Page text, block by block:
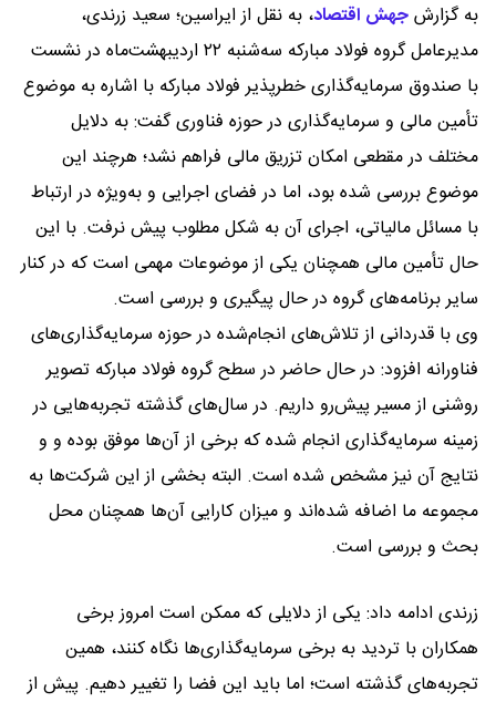
به گزارشجهش اقتصاد، به نقل از ایراسین؛ سعید زرندی،
مدیرعامل گروه فولاد مبارکه سه‌شنبه ۲۲ اردیبهشت‌ماه در نشست
با صندوق سرمایه‌گذاری خطرپذیر فولاد مبارکه با اشاره به موضوع
تأمین مالی و سرمایه‌گذاری در حوزه فناوری گفت: به دلایل
مختلف در مقطعی امکان تزریق مالی فراهم نشد؛ هرچند این
موضوع بررسی شده بود، اما در فضای اجرایی و به‌ویژه در ارتباط
با مسائل مالیاتی، اجرای آن به شکل مطلوب پیش نرفت. با این
حال تأمین مالی همچنان یکی از موضوعات مهمی است که در کنار
سایر برنامه‌های گروه در حال پیگیری و بررسی است.
وی با قدردانی از تلاش‌های انجام‌شده در حوزه سرمایه‌گذاری‌های
فناورانه افزود: در حال حاضر در سطح گروه فولاد مبارکه تصویر
روشنی از مسیر پیش‌رو داریم. در سال‌های گذشته تجربه‌هایی در
زمینه سرمایه‌گذاری انجام شده که برخی از آن‌ها موفق بوده و و
نتایج آن نیز مشخص شده است. البته بخشی از این شرکت‌ها به
مجموعه ما اضافه شده‌اند و میزان کارایی آن‌ها همچنان محل
بحث و بررسی است.
زرندی ادامه داد: یکی از دلایلی که ممکن است امروز برخی
همکاران با تردید به برخی سرمایه‌گذاری‌ها نگاه کنند، همین
تجربه‌های گذشته است؛ اما باید این فضا را تغییر دهیم. پیش از